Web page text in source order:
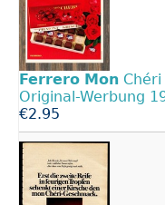
Ferrero Mon
Original-Werbung
€2.95